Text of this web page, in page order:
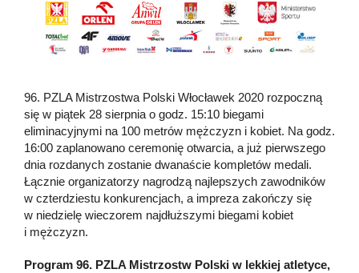
96. PZLA Mistrzostwa Polski Włocławek 2020 rozpoczną
się w piątek 28 sierpnia o godz. 15:10 biegami
eliminacyjnymi na 100 metrów mężczyzn i kobiet. Na godz.
16:00 zaplanowano ceremonię otwarcia, a już pierwszego
dnia rozdanych zostanie dwanaście kompletów medali.
Łącznie organizatorzy nagrodzą najlepszych zawodników
w czterdziestu konkurencjach, a impreza zakończy się
w niedzielę wieczorem najdłuższymi biegami kobiet
i mężczyzn.
Program 96. PZLA Mistrzostw Polski w lekkiej atletyce,